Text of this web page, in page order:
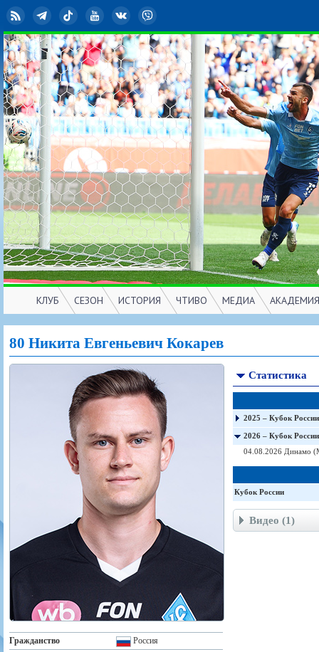
RSS TelegramTikTok YouTubeВКонтакте
КЛУБ
Игроки
Тренерско-административный состав
Руководство
Фонд поддержки
Контакты
Солидарность Самара Арена
Закупки
Вакансии
Документы
СЕЗОН
РПЛ
Календарь
Таблица
Шахматка
Статистика состава
Баланс матчей
FONBET Кубок России
Матчи
Молодежная команда
Календарь
Таблица
Шахматка
Статистика состава
Крылья Советов-2
Календарь
Таблица
Шахматка
ИСТОРИЯ
Чемпионат СССР
Кубок СССР
Чемпионат России
Кубок России
Лига Европы УЕФА
Кубок Интертото УЕФА
Молодежное первенство
Кубок Премьер-лиги
Кубок ФНЛ
Игроки
Ветераны
Стадион "Металлург"
ЧТИВО
Пресса
Книги
МЕДИА
Фото
Трансляции матчей
Прочее
АКАДЕМИЯ
80 Никита Евгеньевич Кокарев
Гражданство
Россия
Статистика
2025 – Кубок России
2026 – Кубок России
04.08.2026 Динамо
Кубок России
Видео (1)